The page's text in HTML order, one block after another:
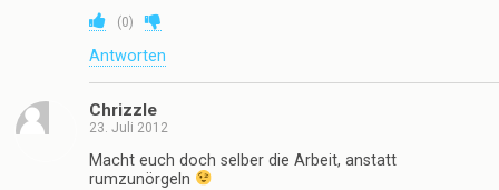
(0)
Antworten
Chrizzle
23. Juli 2012
Macht euch doch selber die Arbeit, anstatt
rumzunörgeln